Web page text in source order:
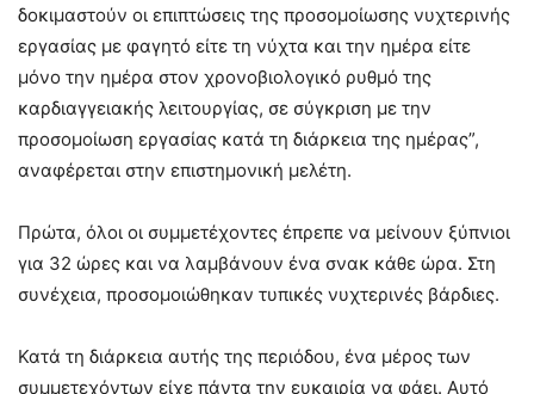
δοκιμαστούν οι επιπτώσεις της προσομοίωσης νυχτερινής
εργασίας με φαγητό είτε τη νύχτα και την ημέρα είτε
μόνο την ημέρα στον χρονοβιολογικό ρυθμό της
καρδιαγγειακής λειτουργίας, σε σύγκριση με την
προσομοίωση εργασίας κατά τη διάρκεια της ημέρας”,
αναφέρεται στην επιστημονική μελέτη.
Πρώτα, όλοι οι συμμετέχοντες έπρεπε να μείνουν ξύπνιοι
για 32 ώρες και να λαμβάνουν ένα σνακ κάθε ώρα. Στη
συνέχεια, προσομοιώθηκαν τυπικές νυχτερινές βάρδιες.
Κατά τη διάρκεια αυτής της περιόδου, ένα μέρος των
συμμετεχόντων είχε πάντα την ευκαιρία να φάει. Αυτό